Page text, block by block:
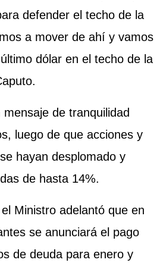
defender el techo de la
a mover de ahí y vamos
dólar en el techo de la
de tranquilidad
luego de que acciones y
hayan desplomado y
de hasta 14%.
Ministro adelantó que en
se anunciará el pago
de deuda para enero y